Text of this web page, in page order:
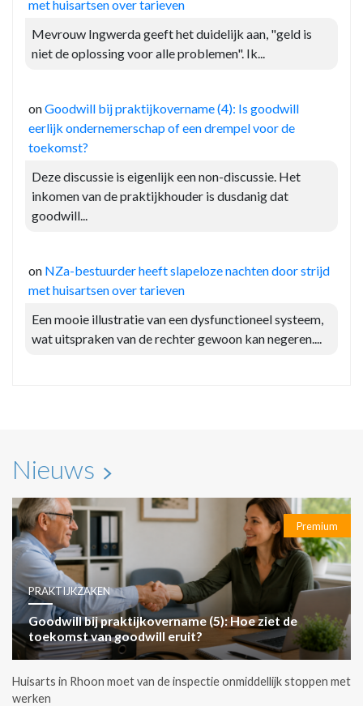
met huisartsen over tarieven
Mevrouw Ingwerda geeft het duidelijk aan, "geld is
niet de oplossing voor alle problemen". Ik...
onGoodwill bij praktijkovername (4): Is goodwill
eerlijk ondernemerschap of een drempel voor de
toekomst?
Deze discussie is eigenlijk een non-discussie. Het
inkomen van de praktijkhouder is dusdanig dat
goodwill...
on NZa-bestuurder heeft slapeloze nachten door strijd
met huisartsen over tarieven
Een mooie illustratie van een dysfunctioneel systeem,
wat uitspraken van de rechter gewoon kan negeren....
Nieuws
Premium
PRAKTIJKZAKEN
Goodwill bij praktijkovername (5): Hoe ziet de
toekomst van goodwill eruit?
Huisarts in Rhoon moet van de inspectie onmiddellijk stoppen met
werken